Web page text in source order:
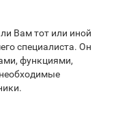
Вам тот или иной
специалиста. Он
функциями,